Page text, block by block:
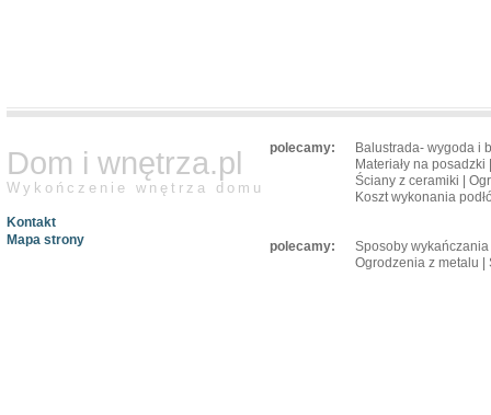
Dom i wnętrza.pl
Wykończenie wnętrza domu
Kontakt
Mapa strony
polecamy:
Balustrada- wygoda i
Materiały na posadzki
Ściany z ceramiki
Koszt wykonania
polecamy:
Sposoby
Ogrodzenia z metalu